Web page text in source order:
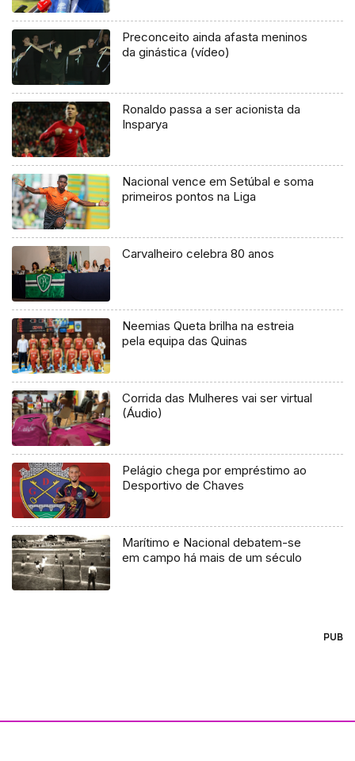
Preconceito ainda afasta meninos
da ginástica (vídeo)
Ronaldo passa a ser acionista da
Insparya
Nacional vence em Setúbal e soma
primeiros pontos na Liga
Carvalheiro celebra 80 anos
Neemias Queta brilha na estreia
pela equipa das Quinas
Corrida das Mulheres vai ser virtual
(Áudio)
Pelágio chega por empréstimo ao
Desportivo de Chaves
Marítimo e Nacional debatem-se
em campo há mais de um século
PUB